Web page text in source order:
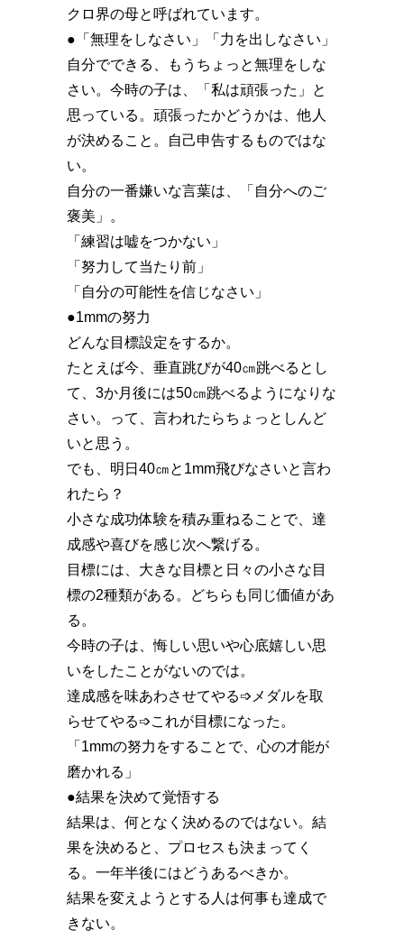
クロ界の母と呼ばれています。
●「無理をしなさい」「力を出しなさい」
自分でできる、もうちょっと無理をしな
さい。今時の子は、「私は頑張った」と
思っている。頑張ったかどうかは、他人
が決めること。自己申告するものではな
い。
自分の一番嫌いな言葉は、「自分へのご
褒美」。
「練習は嘘をつかない」
「努力して当たり前」
「自分の可能性を信じなさい」
●1mmの努力
どんな目標設定をするか。
たとえば今、垂直跳びが40㎝跳べるとし
て、3か月後には50㎝跳べるようになりな
さい。って、言われたらちょっとしんど
いと思う。
でも、明日40㎝と1mm飛びなさいと言わ
れたら？
小さな成功体験を積み重ねることで、達
成感や喜びを感じ次へ繋げる。
目標には、大きな目標と日々の小さな目
標の2種類がある。どちらも同じ価値があ
る。
今時の子は、悔しい思いや心底嬉しい思
いをしたことがないのでは。
達成感を味あわさせてやる➩メダルを取
らせてやる➩これが目標になった。
「1mmの努力をすることで、心の才能が
磨かれる」
●結果を決めて覚悟する
結果は、何となく決めるのではない。結
果を決めると、プロセスも決まってく
る。一年半後にはどうあるべきか。
結果を変えようとする人は何事も達成で
きない。